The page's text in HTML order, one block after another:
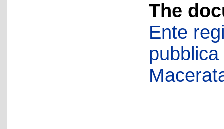
The
Ente